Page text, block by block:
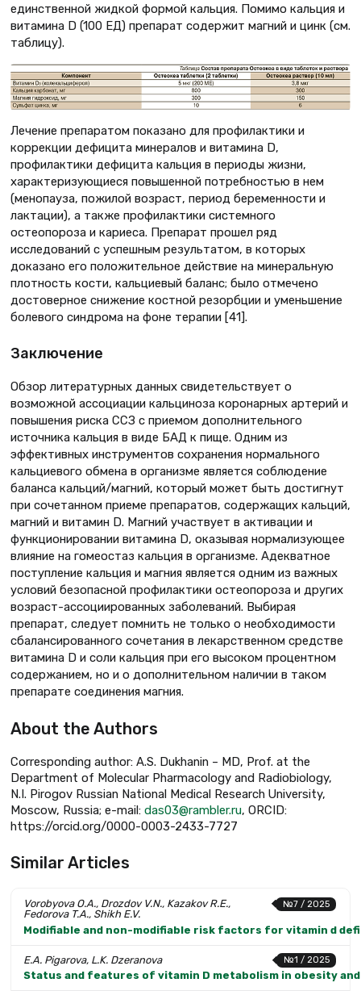
единственной жидкой формой кальция. Помимо кальция и
витамина D (100 ЕД) препарат содержит магний и цинк (см.
таблицу).
Лечение препаратом показано для профилактики и
коррекции дефицита минералов и витамина D,
профилактики дефицита кальция в периоды жизни,
характеризующиеся повышенной потребностью в нем
(менопауза, пожилой возраст, период беременности и
лактации), а также профилактики системного
остеопороза и кариеса. Препарат прошел ряд
исследований с успешным результатом, в которых
доказано его положительное действие на минеральную
плотность кости, кальциевый баланс; было отмечено
достоверное снижение костной резорбции и уменьшение
болевого синдрома на фоне терапии [41].
Заключение
Обзор литературных данных свидетельствует о
возможной ассоциации кальциноза коронарных артерий и
повышения риска ССЗ с приемом дополнительного
источника кальция в виде БАД к пище. Одним из
эффективных инструментов сохранения нормального
кальциевого обмена в организме является соблюдение
баланса кальций/магний, который может быть достигнут
при сочетанном приеме препаратов, содержащих кальций,
магний и витамин D. Магний участвует в активации и
функционировании витамина D, оказывая нормализующее
влияние на гомеостаз кальция в организме. Адекватное
поступление кальция и магния является одним из важных
условий безопасной профилактики остеопороза и других
возраст-ассоциированных заболеваний. Выбирая
препарат, следует помнить не только о необходимости
сбалансированного сочетания в лекарственном средстве
витамина D и соли кальция при его высоком процентном
содержанием, но и о дополнительном наличии в таком
препарате соединения магния.
About the Authors
Corresponding author: A.S. Dukhanin – MD, Prof. at the
Department of Molecular Pharmacology and Radiobiology,
N.I. Pirogov Russian National Medical Research University,
Moscow, Russia; e-mail: das03@rambler.ru, ORCID:
https://orcid.org/0000-0003-2433-7727
Similar Articles
№7 / 2025
Vorobyova O.A., Drozdov V.N., Kazakov R.E.,
Fedorova T.A., Shikh E.V.
Modifiable and non-modifiable risk factors for vitamin d
№1 / 2025
E.A. Pigarova, L.K. Dzeranova
Status and features of vitamin D metabolism in obesity